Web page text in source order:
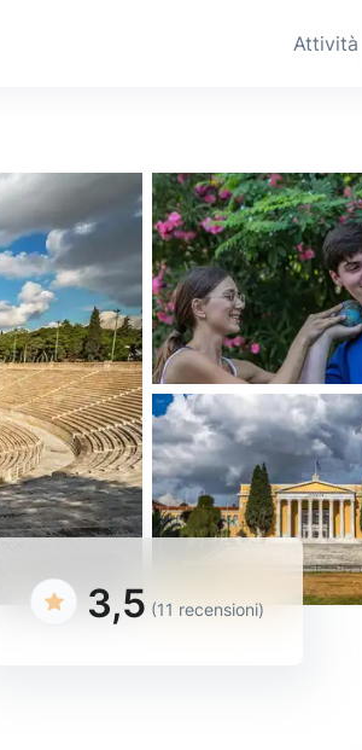
Attività
3,5 (11 recensioni)